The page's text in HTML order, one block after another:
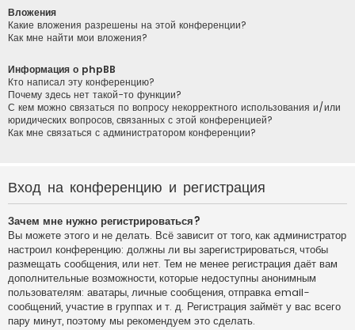
Вложения
Какие вложения разрешены на этой конференции?
Как мне найти мои вложения?
Информация о phpBB
Кто написал эту конференцию?
Почему здесь нет такой-то функции?
С кем можно связаться по вопросу некорректного использования и/или
юридических вопросов, связанных с этой конференцией?
Как мне связаться с администратором конференции?
Вход на конференцию и регистрация
Зачем мне нужно регистрироваться?
Вы можете этого и не делать. Всё зависит от того, как администратор
настроил конференцию: должны ли вы зарегистрироваться, чтобы
размещать сообщения, или нет. Тем не менее регистрация даёт вам
дополнительные возможности, которые недоступны анонимным
пользователям: аватары, личные сообщения, отправка email-
сообщений, участие в группах и т. д. Регистрация займёт у вас всего
пару минут, поэтому мы рекомендуем это сделать.